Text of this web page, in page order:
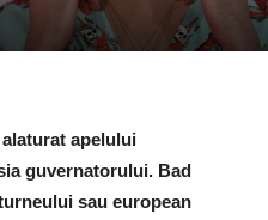
apelului
guvernatorului. Bad
sau european